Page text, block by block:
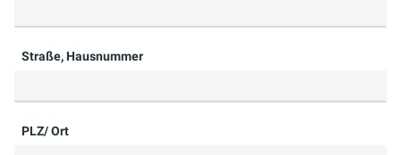
Straße, Hausnummer
PLZ/ Ort